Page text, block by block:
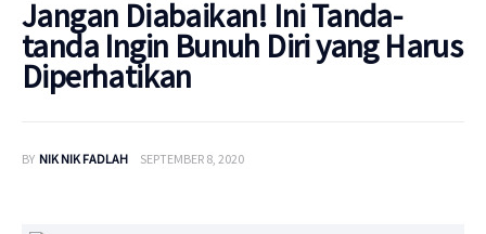
Untuk Bisnis
Jangan Diabaikan! Ini Tanda-
tanda Ingin Bunuh Diri yang Harus
Diperhatikan
BY NIK NIK FADLAH SEPTEMBER 8, 2020